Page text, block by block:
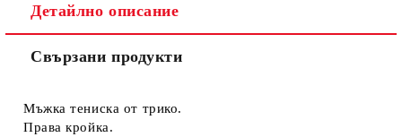
Ние ще се свържем с вас в рамките на работния ден.
Детайлно описание
Свързани продукти
Мъжка тениска от трико.
Права кройка.